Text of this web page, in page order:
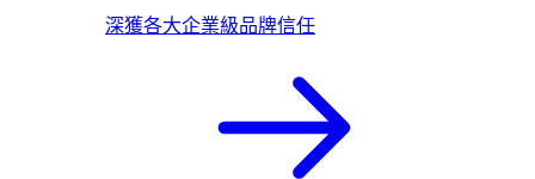
深獲各大企業級品牌信任